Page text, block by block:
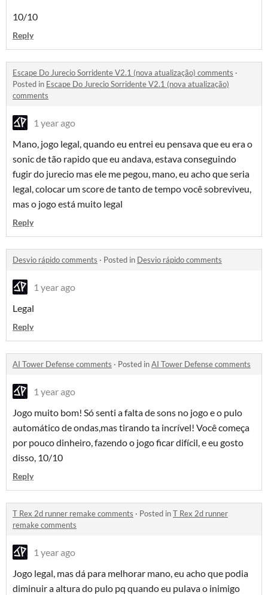
10/10
Reply
Escape Do Jurecio Sorridente V2.1 (nova atualização) comments ·
Posted in Escape Do Jurecio Sorridente V2.1 (nova atualização)
comments
1 year ago
Mano, jogo legal, quando eu entrei eu pensava que eu era o
sonic de tão rapido que eu andava, estava conseguindo
fugir do jurecio mas ele me pegou, mano, eu acho que seria
legal, colocar um score de tanto de tempo você sobreviveu,
mas o jogo está muito legal
Reply
Desvio rápido comments · Posted in Desvio rápido comments
1 year ago
Legal
Reply
AI Tower Defense comments · Posted inAI Tower Defense comments
1 year ago
Jogo muito bom! Só senti a falta de sons no jogo e o pulo
automático de ondas,mas tirando ta incrível! Você começa
por pouco dinheiro, fazendo o jogo ficar difícil, e eu gosto
disso, 10/10
Reply
T Rex 2d runner remake comments · Posted inT Rex 2d runner
remake comments
1 year ago
Jogo legal, mas dá para melhorar mano, eu acho que podia
diminuir a altura do pulo pq quando eu pulava o inimigo